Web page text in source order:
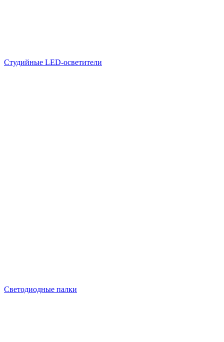
Студийные LED-осветители
Светодиодные палки